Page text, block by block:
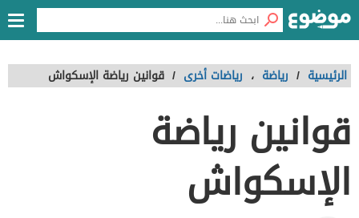
الرئيسية / رياضة ، رياضات أخرى / قوانين رياضة الإسكواش
قوانين رياضة
الإسكواش